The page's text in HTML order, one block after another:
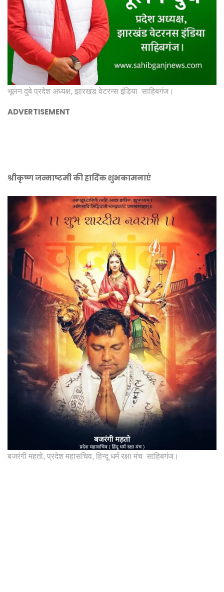
भूलन दुबे प्रदेश अध्यक्ष, झारखंड वेटरन्स इंडिया साहिबगंज।
ADVERTISEMENT
श्रीकृष्ण जन्माष्टमी की हार्दिक शुभकामनाएं
बजरंगी महतो, प्रदेश महासचिव, हिन्दू धर्म रक्षा मंच साहिबगंज।